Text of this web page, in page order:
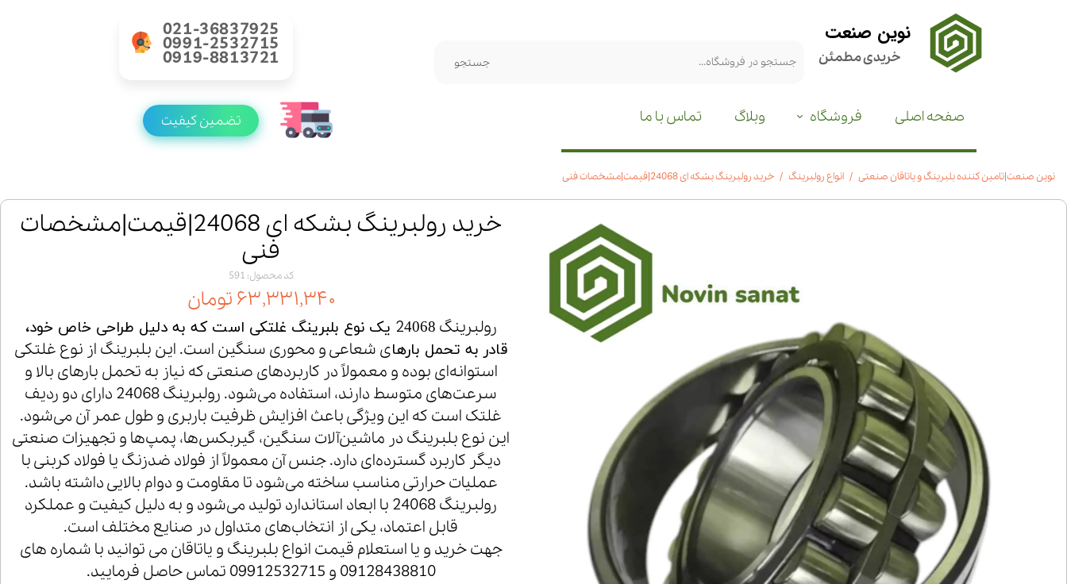
نوین صنعت
خریدی مطمئن
021-36837925
0991-2532715
0919-8813721 جستجو
تضمین کیفیت صفحه اصلی فروشگاه وبلاگ تماس با ما
نوین صنعت|تامین کننده بلبرینگ و یاتاقان صنعتی انواع رولبرینگ خرید رولبرینگ بشکه ای 24068|قیمت|مشخصات فنی
خرید رولبرینگ بشکه ای 24068|قیمت|مشخصات
فنی
کد محصول: 591
۶۳,۳۳۱,۳۴۰ تومان
رولبرینگ 2
4068 یک نوع بلبرینگ غلتکی است که به دلیل طراحی خاص خود،
قادر به تحمل بارهای شعاعی و محوری سنگین است. این بلبرینگ از نوع غلتکی
استوانه‌ای بوده و معمولاً در کاربردهای صنعتی که نیاز به تحمل بارهای بالا و
سرعت‌های متوسط دارند، استفاده می‌شود. رولبرینگ 24068 دارای دو ردیف
غلتک است که این ویژگی باعث افزایش ظرفیت باربری و طول عمر آن می‌شود.
این نوع بلبرینگ در ماشین‌آلات سنگین، گیربکس‌ها، پمپ‌ها و تجهیزات صنعتی
دیگر کاربرد گسترده‌ای دارد. جنس آن معمولاً از فولاد ضدزنگ یا فولاد کربنی با
عملیات حرارتی مناسب ساخته می‌شود تا مقاومت و دوام بالایی داشته باشد.
رولبرینگ 24068 با ابعاد استاندارد تولید می‌شود و به دلیل کیفیت و عملکرد
قابل اعتماد، یکی از انتخاب‌های متداول در صنایع مختلف است.
جهت خرید و یا استعلام قیمت انواع بلبرینگ و یاتاقان می توانید با شماره های
09128438810 و 09912532715 تماس حاصل فرمایید.